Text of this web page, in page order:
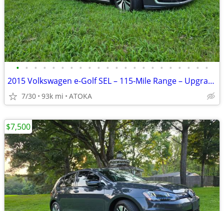
• • • • • • • • • • • • • • • • • • • • • •
2015 Volkswagen e-Golf SEL – 115-Mile Range – Upgraded Battery
7/30 93k mi ATOKA
$7,500